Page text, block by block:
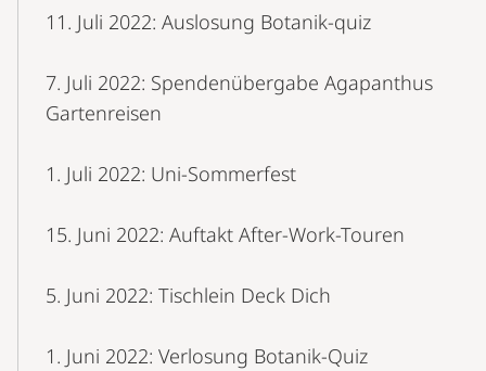
11. Juli 2022: Auslosung Botanik-quiz
7. Juli 2022: Spendenübergabe Agapanthus
Gartenreisen
1. Juli 2022: Uni-Sommerfest
15. Juni 2022: Auftakt After-Work-Touren
5. Juni 2022: Tischlein Deck Dich
1. Juni 2022: Verlosung Botanik-Quiz